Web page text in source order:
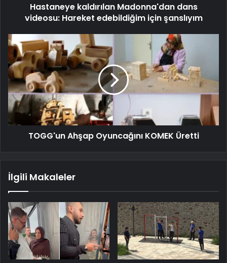
Hastaneye kaldırılan Madonna'dan dans
videosu: Hareket edebildiğim için şanslıyım
TOGG'un Ahşap Oyuncağını KOMEK Üretti
İlgili Makaleler